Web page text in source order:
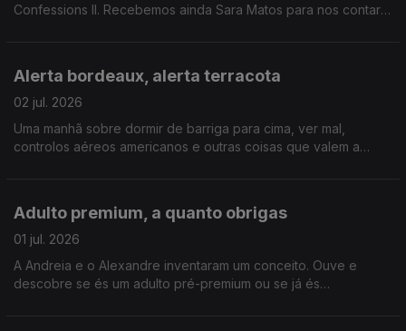
Confessions II. Recebemos ainda Sara Matos para nos contar
Alerta bordeaux, alerta terracota
02 jul. 2026
Uma manhã sobre dormir de barriga para cima, ver mal,
controlos aéreos americanos e outras coisas que valem a
Adulto premium, a quanto obrigas
01 jul. 2026
A Andreia e o Alexandre inventaram um conceito. Ouve e
descobre se és um adulto pré-premium ou se já és